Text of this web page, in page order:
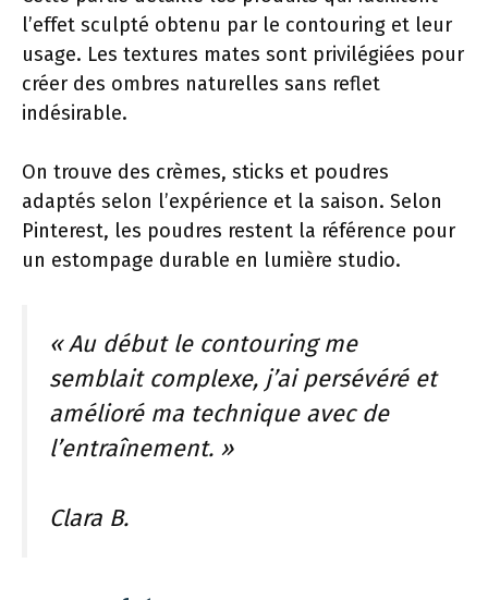
l’effet sculpté obtenu par le contouring et leur
usage. Les textures mates sont privilégiées pour
créer des ombres naturelles sans reflet
indésirable.
On trouve des crèmes, sticks et poudres
adaptés selon l’expérience et la saison. Selon
Pinterest, les poudres restent la référence pour
un estompage durable en lumière studio.
« Au début le contouring me
semblait complexe, j’ai persévéré et
amélioré ma technique avec de
l’entraînement. »
Clara B.